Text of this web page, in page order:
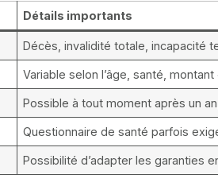
Détails importants
Décès, invalidité totale, incapacité
Variable selon l’âge, santé,
Possible à tout moment après un
Questionnaire de santé parfois
Possibilité d’adapter les garanties